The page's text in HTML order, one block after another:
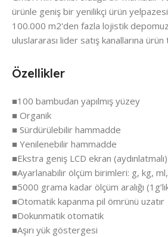
Özellikler
■100 bambudan yapılmış yüzey
■ Organik
■ Sürdürülebilir hammadde
■ Yenilenebilir hammadde
■Ekstra geniş LCD ekran (aydınlatmalı)
■Ayarlanabilir ölçüm birimleri: g, kg,
■5000 grama kadar ölçüm aralığı
■Otomatik kapanma pil ömrünü uzatır
■Dokunmatik otomatik
■Aşırı yük göstergesi
ürünle geniş bir yenilikçi ürün
100.000 m2'den fazla lojistik
uluslararası lider satış kanallarına